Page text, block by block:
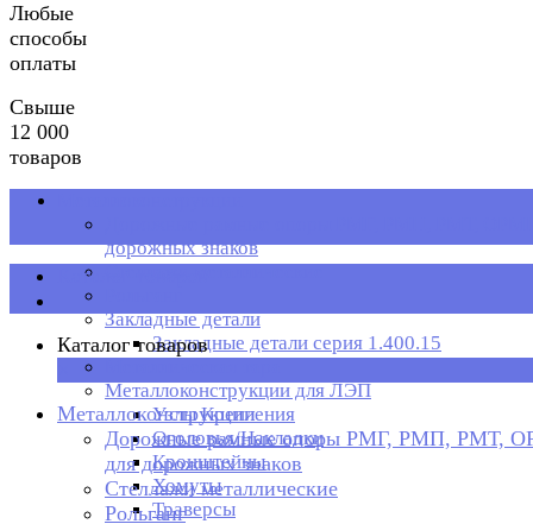
Любые
способы
оплаты
Свыше
12 000
товаров
дорожных знаков
Стеллажи металлические
Закладные детали
Закладные детали серия 1.400.15
Металлоконструкции для ЛЭП
Узлы Крепления
Оголовья/Накладки
Кронштейны
Хомуты
Траверсы
Каталог товаров
Каталог товаров
Металлоконструкции
Дорожные рамные опоры РМГ, РМП, РМТ,
для дорожных знаков
Стеллажи металлические
Рольганг